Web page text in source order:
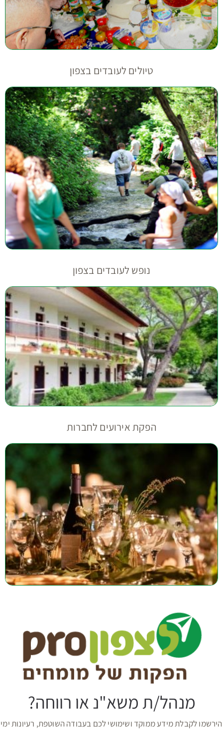
טיולים לעובדים בצפון
נופש לעובדים בצפון
הפקת אירועים לחברות
מנהל/ת משא"נ או רווחה?
הירשמו לקבלת מידע ממוקד ושימושי לכם בעבודה השוטפת, רעיונות ימי